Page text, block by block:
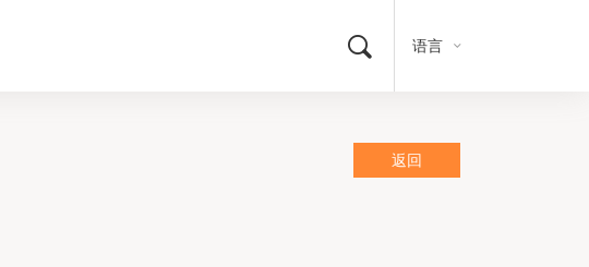
语言
返回